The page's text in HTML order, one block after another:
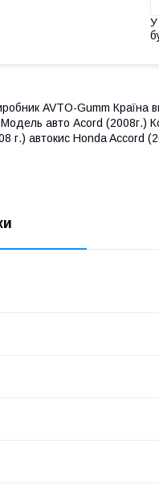
У
AVTO-Gumm Країна
авто Acord (2008г.)
г.) автокис Honda Accord